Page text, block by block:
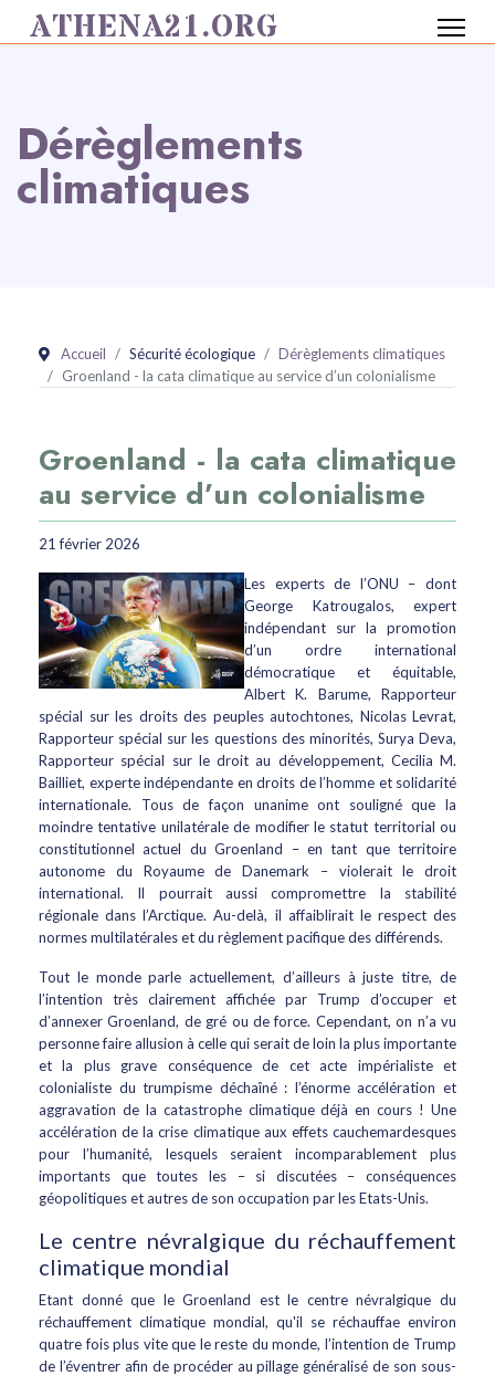
ATHENA21.ORG
Dérèglements
climatiques
Accueil Sécurité écologique
Dérèglements climatiques
Groenland - la cata climatique au service d’un colonialisme
Groenland - la cata climatique
au service d’un colonialisme
21 février 2026
Les experts de l’ONU – dont
George Katrougalos, expert
indépendant sur la promotion
d’un ordre international
démocratique et équitable,
Albert K. Barume, Rapporteur
spécial sur les droits des peuples autochtones, Nicolas Levrat,
Rapporteur spécial sur les questions des minorités, Surya Deva,
Rapporteur spécial sur le droit au développement, Cecilia M.
Bailliet, experte indépendante en droits de l’homme et solidarité
internationale. Tous de façon unanime ont souligné que la
moindre tentative unilatérale de modifier le statut territorial ou
constitutionnel actuel du Groenland – en tant que territoire
autonome du Royaume de Danemark – violerait le droit
international. Il pourrait aussi compromettre la stabilité
régionale dans l’Arctique. Au-delà, il affaiblirait le respect des
normes multilatérales et du règlement pacifique des différends.
Tout le monde parle actuellement, d’ailleurs à juste titre, de
l’intention très clairement affichée par Trump d’occuper et
d’annexer Groenland, de gré ou de force. Cependant, on n’a vu
personne faire allusion à celle qui serait de loin la plus importante
et la plus grave conséquence de cet acte impérialiste et
colonialiste du trumpisme déchaîné : l’énorme accélération et
aggravation de la catastrophe climatique déjà en cours ! Une
accélération de la crise climatique aux effets cauchemardesques
pour l’humanité, lesquels seraient incomparablement plus
importants que toutes les – si discutées – conséquences
géopolitiques et autres de son occupation par les Etats-Unis.
Le centre névralgique du réchauffement
climatique mondial
Etant donné que le Groenland est le centre névralgique du
réchauffement climatique mondial, qu'il se réchauffae environ
quatre fois plus vite que le reste du monde, l’intention de Trump
de l’éventrer afin de procéder au pillage généralisé de son sous-